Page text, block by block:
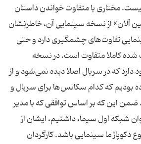
مختاری با متفاوت خواندن داستان
آلان» از نسخه سینمایی آن، خاطرنشان
تفاوت‌های چشمگیری دارد و حتی
شده كاملا متفاوت است. در نسخه
دارد كه در سریال اصلا دیده نمی‌شود و از
بودیم كه كدام سكانس‌ها برای سریال و
این كه بر اساس توافقی كه با مدیر
شبكه اول سیما، داشتیم، ایشان از
دكوپاژ ما سینمایی باشد. كارگردان